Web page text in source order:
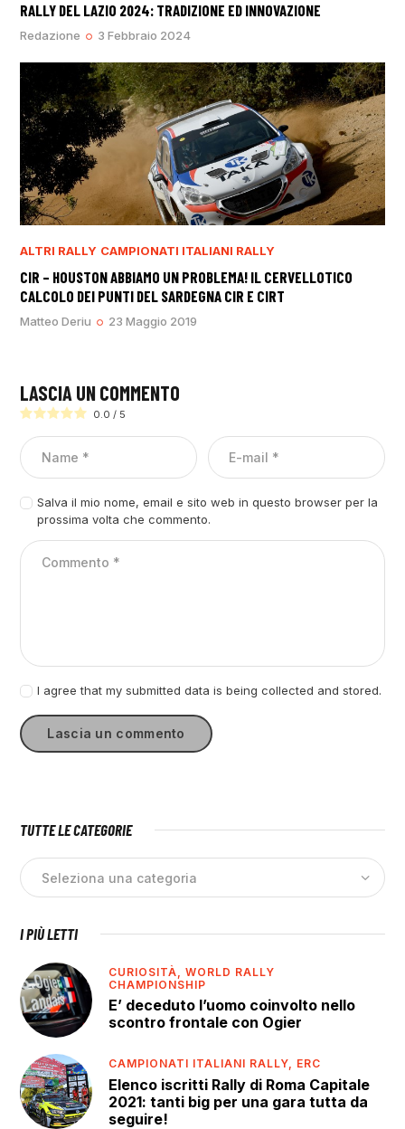
RALLY DEL LAZIO 2024: TRADIZIONE ED INNOVAZIONE
Redazione 3 Febbraio 2024
ALTRI RALLY CAMPIONATI ITALIANI RALLY
CIR – HOUSTON ABBIAMO UN PROBLEMA! IL CERVELLOTICO
CALCOLO DEI PUNTI DEL SARDEGNA CIR E CIRT
Matteo Deriu 23 Maggio 2019
LASCIA UN COMMENTO
0.0 / 5
Salva il mio nome, email e sito web in questo browser per la
prossima volta che commento.
I agree that my submitted data is being collected and stored.
TUTTE LE CATEGORIE
I PIÙ LETTI
CURIOSITÀ,WORLD RALLY
CHAMPIONSHIP
E’ deceduto l’uomo coinvolto nello
scontro frontale con Ogier
CAMPIONATI ITALIANI RALLY, ERC
Elenco iscritti Rally di Roma Capitale
2021: tanti big per una gara tutta da
seguire!